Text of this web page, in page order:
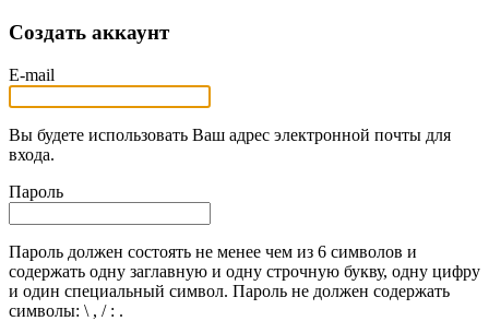
Создать аккаунт
E-mail
Вы будете использовать Ваш адрес электронной почты для
входа.
Пароль
Пароль должен состоять не менее чем из 6 символов и
содержать одну заглавную и одну строчную букву, одну цифру
и один специальный символ. Пароль не должен содержать
символы: \ , / : .